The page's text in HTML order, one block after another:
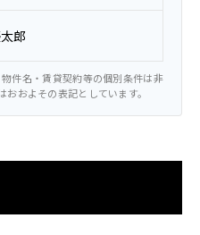
郎
件名・賃貸契約等の個別条件は非
およその表記としています。